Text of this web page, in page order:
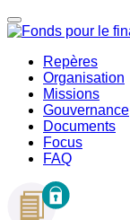
Repères
Organisation
Missions
Gouvernance
Documents
Focus
FAQ